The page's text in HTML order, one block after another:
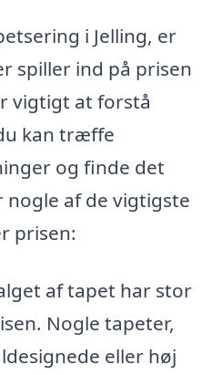
i Jelling, er
spiller ind på prisen
vigtigt at forstå
kan træffe
og finde det
af de vigtigste
prisen:
af tapet har stor
Nogle tapeter,
eller høj